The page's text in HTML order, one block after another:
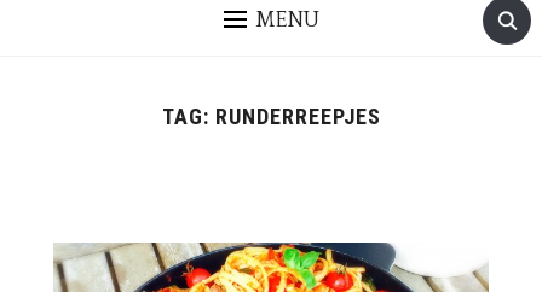
MENU
TAG: RUNDERREEPJES